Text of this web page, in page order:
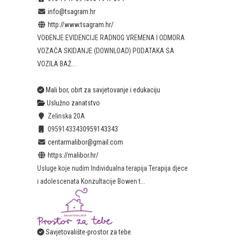
info@tsagram.hr
http://www.tsagram.hr/
VOĐENJE EVIDENCIJE RADNOG VREMENA I ODMORA
VOZAČA SKIDANJE (DOWNLOAD) PODATAKA SA
VOZILA BAŽ...
Mali bor, obrt za savjetovanje i edukaciju
Uslužno zanatstvo
Zelinska 20A
09591433430959143343
centarmalibor@gmail.com
https://malibor.hr/
Usluge koje nudim Individualna terapija Terapija djece
i adolescenata Konzultacije Bowen t...
Savjetovalište-prostor za tebe